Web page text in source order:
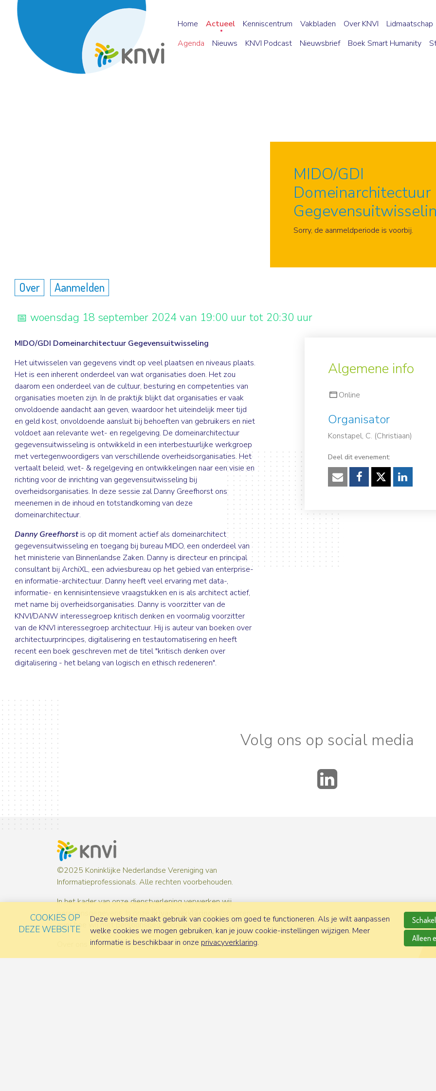
Home
Actueel
Agenda
Nieuws KNVI Podcast Nieuwsbrief Boek Smart Humanity
Kenniscentrum Vakbladen Over KNVI Lidmaatschap
MIDO/GDI
Domeinarchitectuur
Aanmelden
Sorry, de aanmeldperiode is voorbij.
Over Aanmelden
woensdag 18 september 2024 van 19:00 uur tot 20:30 uur
MIDO/GDI Domeinarchitectuur Gegevensuitwisseling
Het uitwisselen van gegevens vindt op veel plaatsen en niveaus plaats.
Het is een inherent onderdeel van wat organisaties doen. Het zou
daarom een onderdeel van de cultuur, besturing en competenties van
organisaties moeten zijn. In de praktijk blijkt dat organisaties er vaak
onvoldoende aandacht aan geven, waardoor het uiteindelijk meer tijd
en geld kost, onvoldoende aansluit bij behoeften van gebruikers en niet
voldoet aan relevante wet- en regelgeving. De domeinarchitectuur
gegevensuitwisseling is ontwikkeld in een interbestuurlijke werkgroep
met vertegenwoordigers van verschillende overheidsorganisaties. Het
vertaalt beleid, wet- & regelgeving en ontwikkelingen naar een visie en
richting voor de inrichting van gegevensuitwisseling bij
overheidsorganisaties. In deze sessie zal Danny Greefhorst ons
meenemen in de inhoud en totstandkoming van deze
domeinarchitectuur.
Danny Greefhorstis op dit moment actief als domeinarchitect
gegevensuitwisseling en toegang bij bureau MIDO, een onderdeel van
het ministerie van Binnenlandse Zaken. Danny is directeur en principal
consultant bij ArchiXL, een adviesbureau op het gebied van enterprise-
en informatie-architectuur. Danny heeft veel ervaring met data-,
informatie- en kennisintensieve vraagstukken en is als architect actief,
met name bij overheidsorganisaties. Danny is voorzitter van de
KNVI/DANW interessegroep kritisch denken en voormalig voorzitter
van de KNVI interessegroep architectuur. Hij is auteur van boeken over
architectuurprincipes, digitalisering en testautomatisering en heeft
recent een boek geschreven met de titel "kritisch denken over
digitalisering - het belang van logisch en ethisch redeneren".
Algemene info
Online
Organisator
Konstapel, C. (Christiaan)
Deel dit evenement:
Verzenden
Facebook
Twitter
Volg ons op social media
©2025 Koninklijke Nederlandse Vereniging van
Informatieprofessionals. Alle rechten voorbehouden.
In het kader van onze dienstverlening verwerken wij
persoonsgegevens. In onze
over hoe wij met persoonsgegevens omgaan.
Contact
COOKIES OP
DEZE WEBSITE
Deze website maakt gebruik van cookies om goed te functioneren. Als je wilt aanpassen
welke cookies we mogen gebruiken, kan je jouw cookie-instellingen wijzigen. Meer
informatie is beschikbaar in onze privacyverklaring.
Alleen